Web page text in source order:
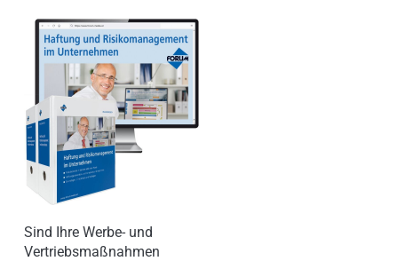
Sind Ihre Werbe- und
Vertriebsmaßnahmen